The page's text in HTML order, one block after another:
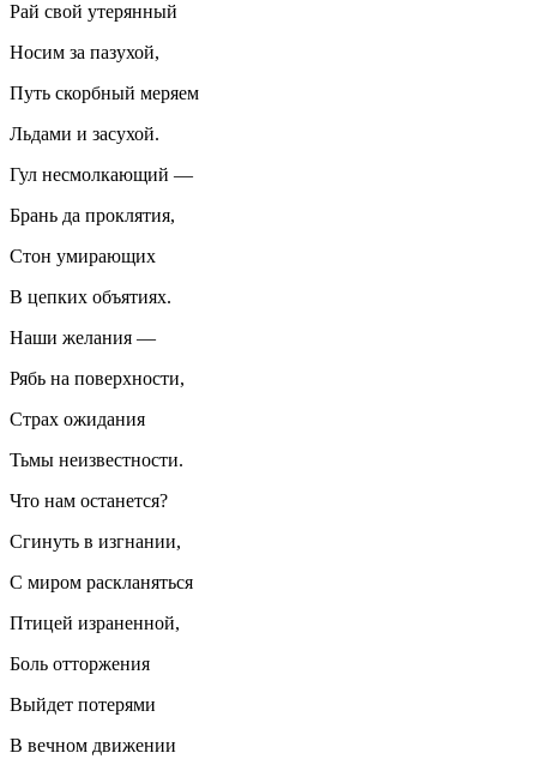
Рай свой утерянный
Носим за пазухой,
Путь скорбный меряем
Льдами и засухой.
Гул несмолкающий —
Брань да проклятия,
Стон умирающих
В цепких объятиях.
Наши желания —
Рябь на поверхности,
Страх ожидания
Тьмы неизвестности.
Что нам останется?
Сгинуть в изгнании,
С миром раскланяться
Птицей израненной,
Боль отторжения
Выйдет потерями
В вечном движении